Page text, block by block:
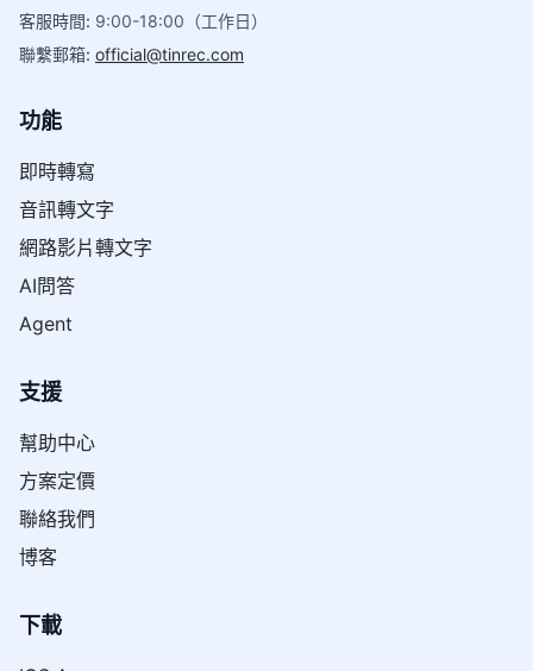
客服時間: 9:00-18:00（工作日）
聯繫郵箱: official@tinrec.com
功能
即時轉寫
音訊轉文字
網路影片轉文字
AI問答
Agent
支援
幫助中心
方案定價
聯絡我們
博客
下載